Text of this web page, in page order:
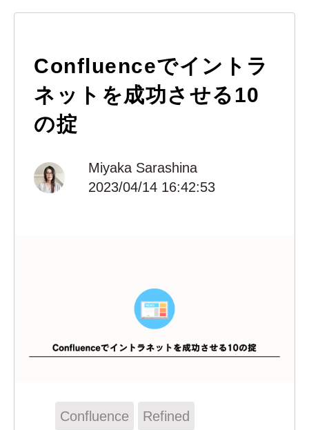
Confluenceでイントラ
ネットを成功させる10
の掟
Miyaka Sarashina
2023/04/14 16:42:53
Confluence Refined